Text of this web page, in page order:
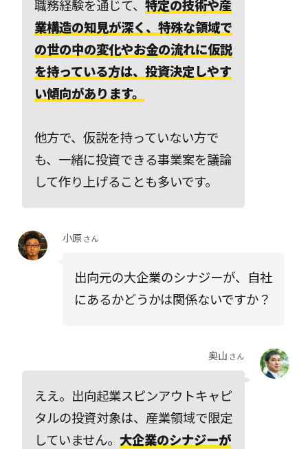
職務経験を通じて、 特定の技術や産
業構造の知見が深く、特殊な領域で
の世の中の変化やお金の流れに仮説
を持っている方は、投資決定しやす
い傾向があります。
他方で、仮説を持っていない方で
も、一緒に投資できる事業案を議論
して作り上げることも多いです。
小原さん
出向元の大企業のシナジーが、自社
にあるかどうかは関係ないですか？
奥山 さん
ええ。出向起業スピンアウトキャピ
タルの投資対象は、産業領域で限定
していません。 大企業のシナジーが